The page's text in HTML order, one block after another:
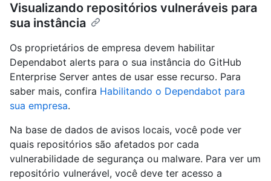
Visualizando repositórios vulneráveis ​​para
sua instância
Os proprietários de empresa devem habilitar
Dependabot alerts para o sua instância do GitHub
Enterprise Server antes de usar esse recurso. Para
saber mais, confira Habilitando o Dependabot para
sua empresa.
Na base de dados de avisos locais, você pode ver
quais repositórios são afetados por cada
vulnerabilidade de segurança ou malware. Para ver um
repositório vulnerável, você deve ter acesso a